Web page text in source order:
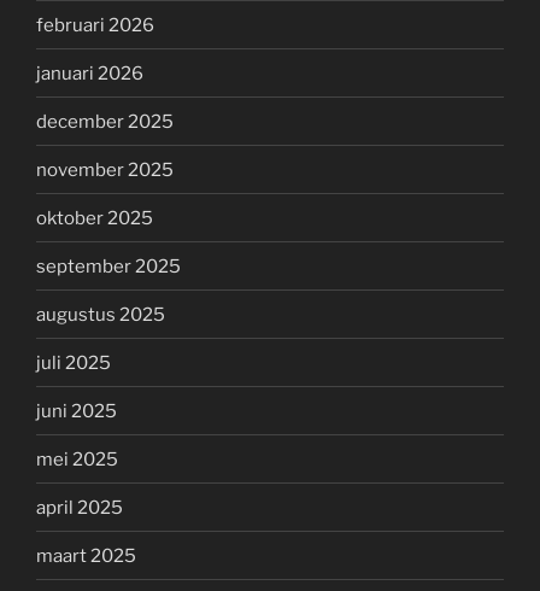
februari 2026
januari 2026
december 2025
november 2025
oktober 2025
september 2025
augustus 2025
juli 2025
juni 2025
mei 2025
april 2025
maart 2025